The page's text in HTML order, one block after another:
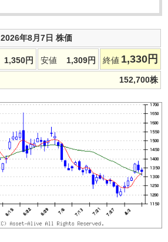
2026年8月7日 株価
1,350円 安値 1,309円 終値 1,330 円
152,700株